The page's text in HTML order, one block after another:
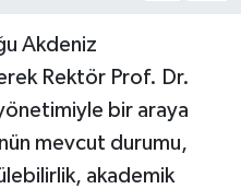
Akdeniz
Rektör Prof. Dr.
bir araya
mevcut durumu,
akademik